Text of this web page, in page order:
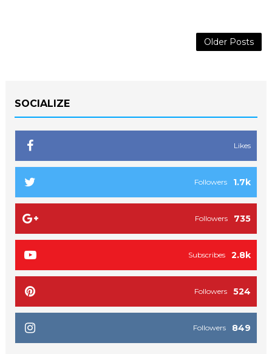
Older Posts
SOCIALIZE
Likes
1.7k
Followers
735
Followers
2.8k
Subscribes
524
Followers
849
Followers